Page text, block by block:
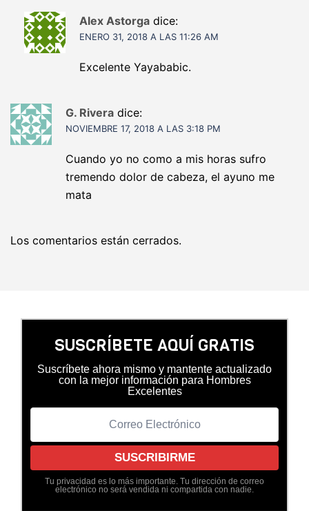
Alex Astorga dice:
ENERO 31, 2018 A LAS 11:26 AM
Excelente Yayababic.
G. Rivera dice:
NOVIEMBRE 17, 2018 A LAS 3:18 PM
Cuando yo no como a mis horas sufro
tremendo dolor de cabeza, el ayuno me
mata
Los comentarios están cerrados.
SUSCRÍBETE AQUÍ GRATIS
Suscríbete ahora mismo y mantente actualizado
con la mejor información para Hombres
Excelentes
Tu privacidad es lo más importante. Tu dirección de correo
electrónico no será vendida ni compartida con nadie.